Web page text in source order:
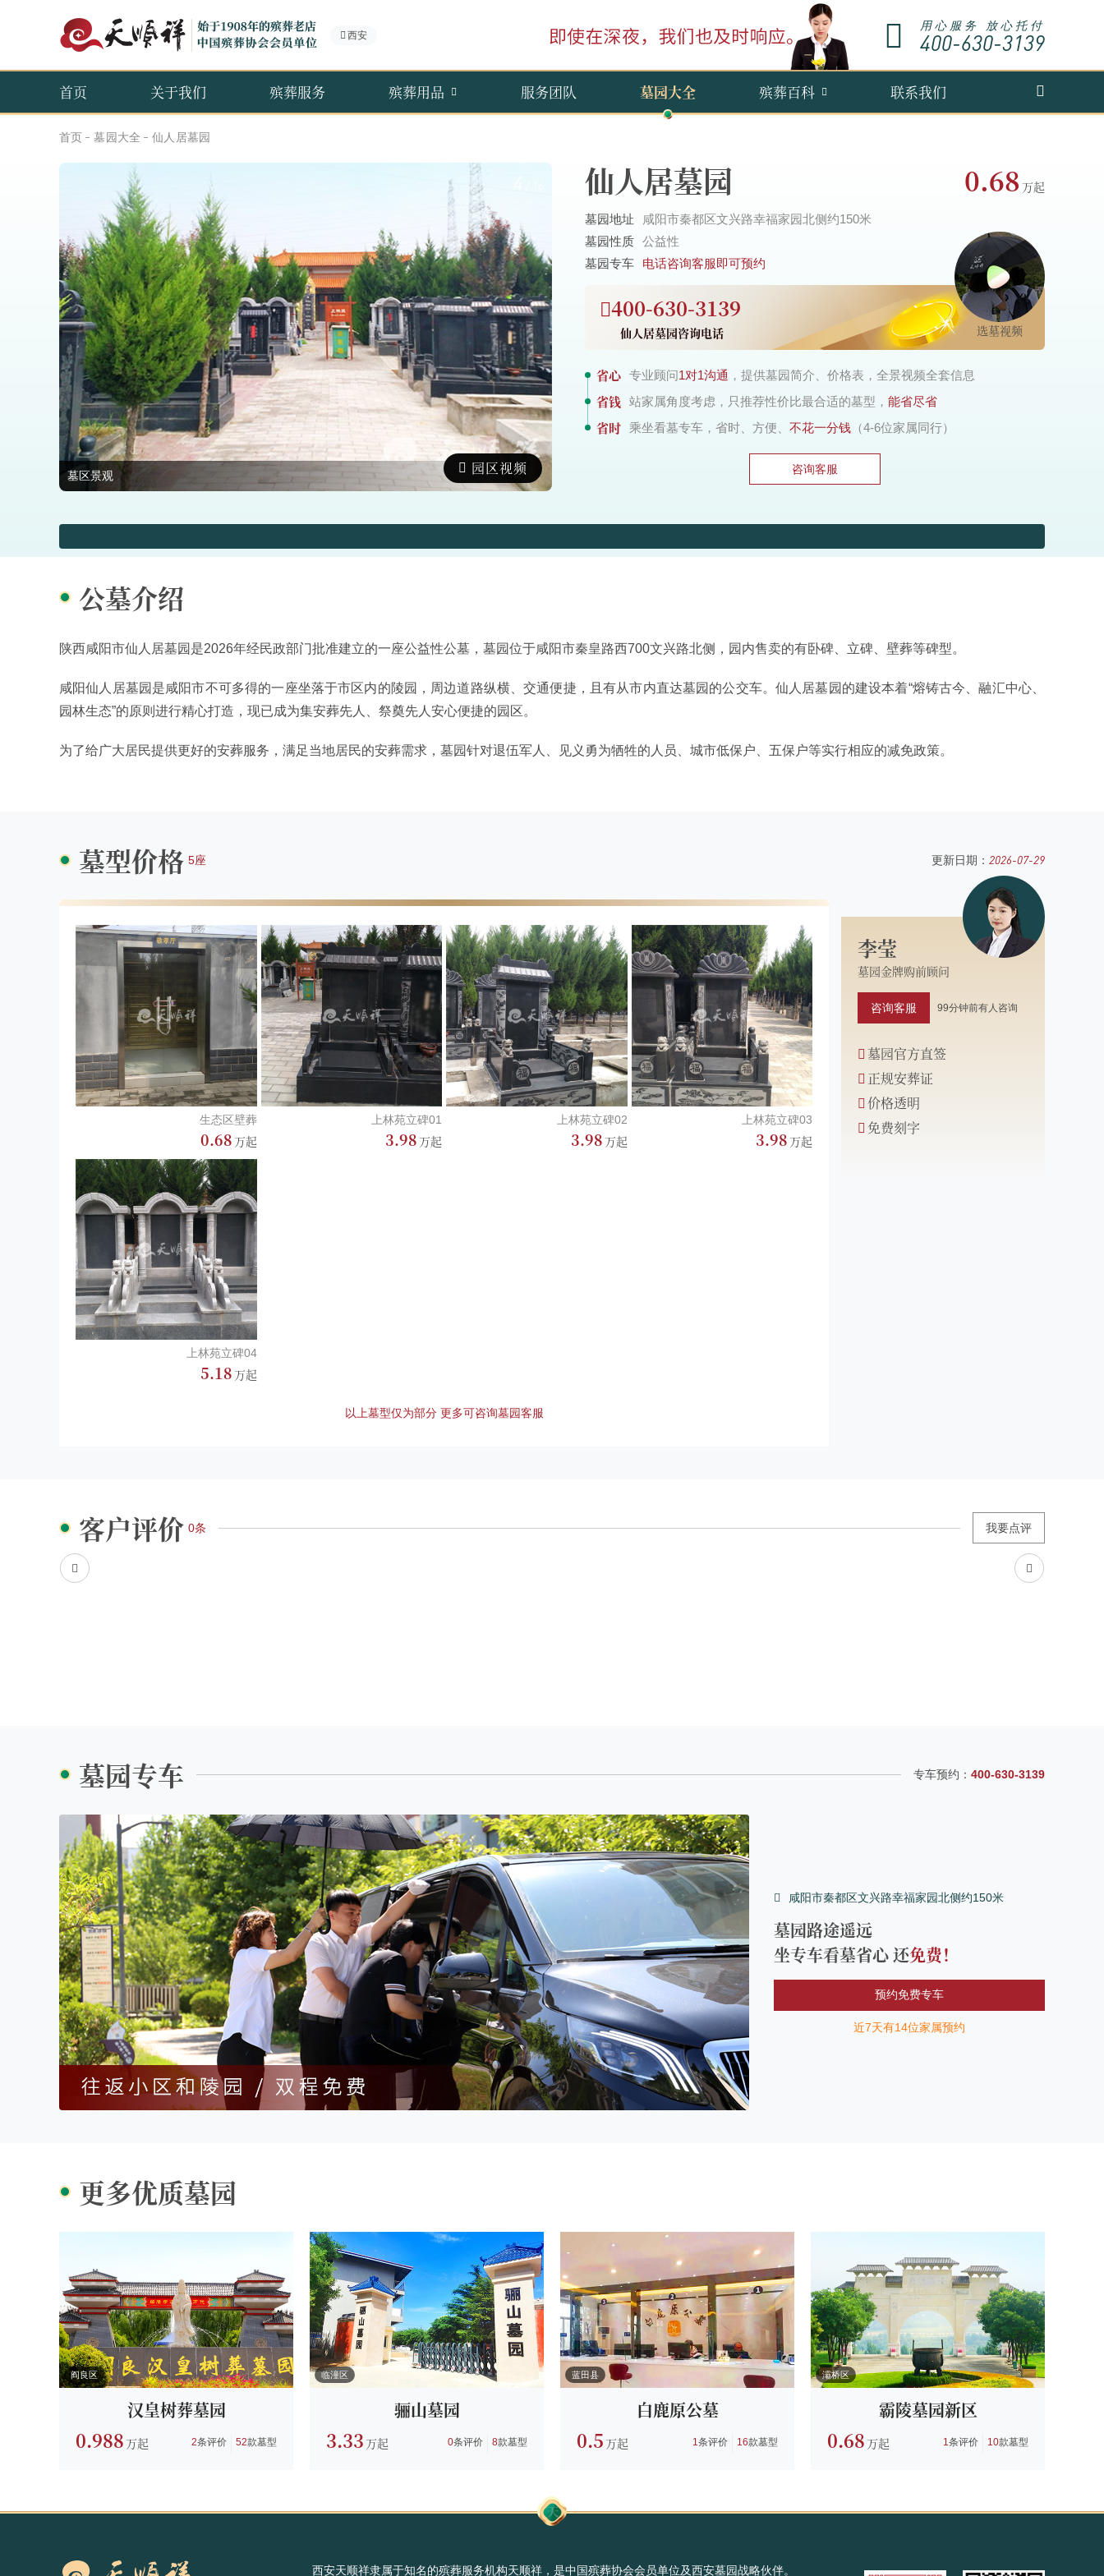
西安
用心服务 放心托付
400-630-3139
首页 关于我们 殡葬服务 殡葬用品 服务团队 墓园大全 殡葬百科 联系我们
首页 墓园大全 仙人居墓园
墓区景观 园区视频
仙人居墓园 0.68
墓园地址
咸阳市秦都区文兴路幸福家园北侧约150米
墓园性质 公益性
墓园专车
电话咨询客服即可预约
400-630-3139
仙人居墓园咨询电话 选墓视频
省心 专业顾问1对1沟通 ，提供墓园简介、价格表，全景视频全套信息
省钱 站家属角度考虑，只推荐性价比最合适的墓型， 能省尽省
省时 乘坐看墓专车，省时、方便、 不花一分钱 （4-6位家属同行）
咨询客服
公墓介绍
陕西咸阳市仙人居墓园是2026年经民政部门批准建立的一座公益性公墓，墓园位于咸阳市秦皇路西700文兴路北侧，园内售卖的有卧碑、立碑、壁葬等碑型。
咸阳仙人居墓园是咸阳市不可多得的一座坐落于市区内的陵园，周边道路纵横、交通便捷，且有从市内直达墓园的公交车。仙人居墓园的建设本着“熔铸古今、融汇中心、
园林生态”的原则进行精心打造，现已成为集安葬先人、祭奠先人安心便捷的园区。
为了给广大居民提供更好的安葬服务，满足当地居民的安葬需求，墓园针对退伍军人、见义勇为牺牲的人员、城市低保户、五保户等实行相应的减免政策。
墓型价格 5座 更新日期： 2026-07-29
生态区壁葬
0.68
上林苑立碑01
3.98
上林苑立碑02
3.98
上林苑立碑03
3.98
上林苑立碑04
5.18
以上墓型仅为部分 更多可咨询墓园客服
李莹
墓园金牌购前顾问
咨询客服 99分钟前有人咨询
墓园官方直签
正规安葬证
价格透明
免费刻字
客户评价 0条 我要点评
墓园专车 专车预约： 400-630-3139
咸阳市秦都区文兴路幸福家园北侧约150米
墓园路途遥远
坐专车看墓省心 还免费！
预约免费专车
近7天有14位家属预约
更多优质墓园
阎良区
汉皇树葬墓园
0.988 2条评价 52款墓型
临潼区
骊山墓园
3.33 0条评价 8款墓型
蓝田县
白鹿原公墓
0.5 1条评价 16款墓型
灞桥区
霸陵墓园新区
0.68 1条评价 10款墓型
西安天顺祥隶属于知名的殡葬服务机构天顺祥，是中国殡葬协会会员单位及西安墓园战略伙伴。